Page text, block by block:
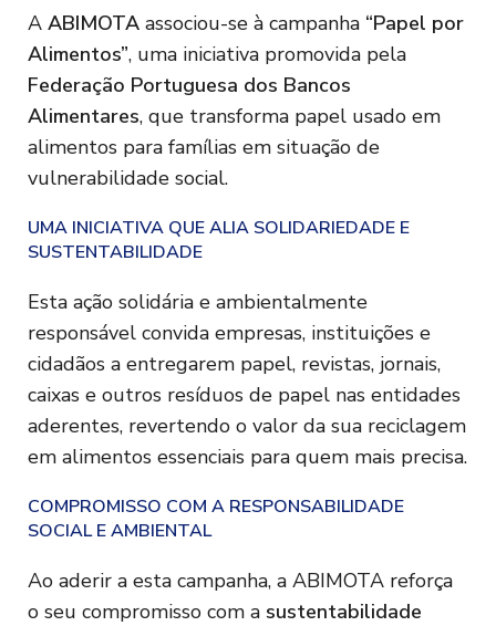
A ABIMOTA associou-se à campanha “Papel por
Alimentos”, uma iniciativa promovida pela
Federação Portuguesa dos Bancos
Alimentares, que transforma papel usado em
alimentos para famílias em situação de
vulnerabilidade social.
UMA INICIATIVA QUE ALIA SOLIDARIEDADE E
SUSTENTABILIDADE
Esta ação solidária e ambientalmente
responsável convida empresas, instituições e
cidadãos a entregarem papel, revistas, jornais,
caixas e outros resíduos de papel nas entidades
aderentes, revertendo o valor da sua reciclagem
em alimentos essenciais para quem mais precisa.
COMPROMISSO COM A RESPONSABILIDADE
SOCIAL E AMBIENTAL
Ao aderir a esta campanha, a ABIMOTA reforça
o seu compromisso com a sustentabilidade